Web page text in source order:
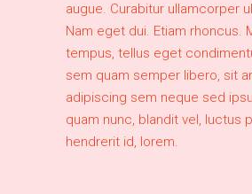
augue. Curabitur ullamcorper
Nam eget dui. Etiam rhoncus.
tempus, tellus eget
sem quam semper libero, sit
adipiscing sem neque sed
quam nunc, blandit vel, luctus
hendrerit id, lorem.